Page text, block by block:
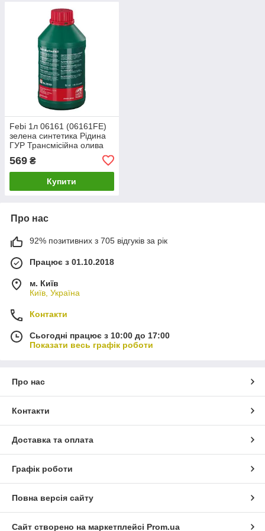
Febi 1л 06161 (06161FE)
зелена синтетика Рідина
ГУР Трансмісійна олива
569 ₴
Купити
Про нас
92% позитивних з 705 відгуків за рік
Працює з 01.10.2018
м. Київ
Київ, Україна
Контакти
Сьогодні працює з 10:00 до 17:00
Показати весь графік роботи
Про нас
Контакти
Доставка та оплата
Графік роботи
Повна версія сайту
Сайт створено на маркетплейсі Prom.ua